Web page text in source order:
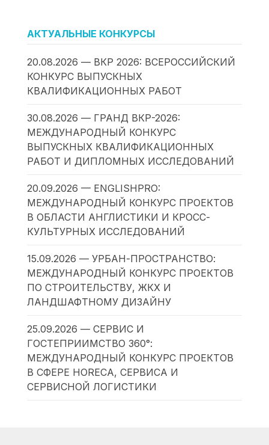
АКТУАЛЬНЫЕ КОНКУРСЫ
20.08.2026 — ВКР 2026: ВСЕРОССИЙСКИЙ
КОНКУРС ВЫПУСКНЫХ
КВАЛИФИКАЦИОННЫХ РАБОТ
30.08.2026 — ГРАНД ВКР-2026:
МЕЖДУНАРОДНЫЙ КОНКУРС
ВЫПУСКНЫХ КВАЛИФИКАЦИОННЫХ
РАБОТ И ДИПЛОМНЫХ ИССЛЕДОВАНИЙ
20.09.2026 — ENGLISHPRO:
МЕЖДУНАРОДНЫЙ КОНКУРС ПРОЕКТОВ
В ОБЛАСТИ АНГЛИСТИКИ И КРОСС-
КУЛЬТУРНЫХ ИССЛЕДОВАНИЙ
15.09.2026 — УРБАН-ПРОСТРАНСТВО:
МЕЖДУНАРОДНЫЙ КОНКУРС ПРОЕКТОВ
ПО СТРОИТЕЛЬСТВУ, ЖКХ И
ЛАНДШАФТНОМУ ДИЗАЙНУ
25.09.2026 — СЕРВИС И
ГОСТЕПРИИМСТВО 360°:
МЕЖДУНАРОДНЫЙ КОНКУРС ПРОЕКТОВ
В СФЕРЕ HORECA, СЕРВИСА И
СЕРВИСНОЙ ЛОГИСТИКИ